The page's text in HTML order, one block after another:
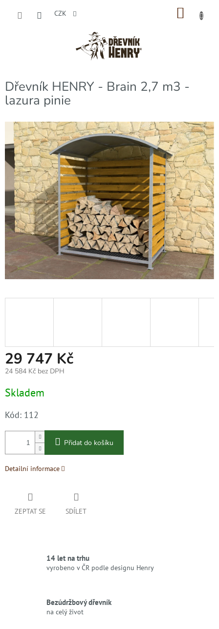
CZK
Dřevník HENRY - Brain 2,7 m3 -
lazura pinie
29 747 Kč
24 584 Kč bez DPH
cena:
Skladem
Kód: 112
Přidat do košíku
Detailní informace
ZEPTAT SE SDÍLET
14 let na trhu
vyrobeno v ČR podle designu Henry
Bezúdržbový dřevník
na celý život